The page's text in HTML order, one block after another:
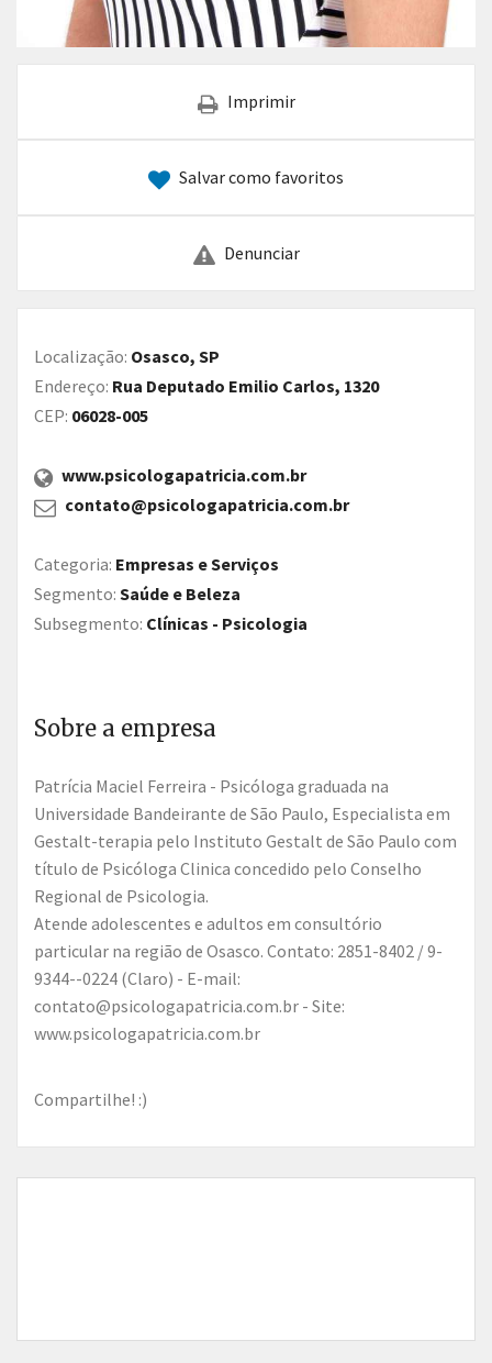
Imprimir
Salvar como favoritos
Denunciar
Localização: Osasco, SP
Endereço: Rua Deputado Emilio Carlos, 1320
CEP: 06028-005
www.psicologapatricia.com.br
contato@psicologapatricia.com.br
Categoria: Empresas e Serviços
Segmento: Saúde e Beleza
Subsegmento: Clínicas - Psicologia
Sobre a empresa
Patrícia Maciel Ferreira - Psicóloga graduada na
Universidade Bandeirante de São Paulo, Especialista em
Gestalt-terapia pelo Instituto Gestalt de São Paulo com
título de Psicóloga Clinica concedido pelo Conselho
Regional de Psicologia.
Atende adolescentes e adultos em consultório
particular na região de Osasco. Contato: 2851-8402 / 9-
9344--0224 (Claro) - E-mail:
contato@psicologapatricia.com.br - Site:
www.psicologapatricia.com.br
Compartilhe! :)